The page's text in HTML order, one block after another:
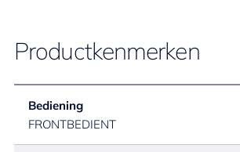
Productkenmerken
Bediening
FRONTBEDIENT